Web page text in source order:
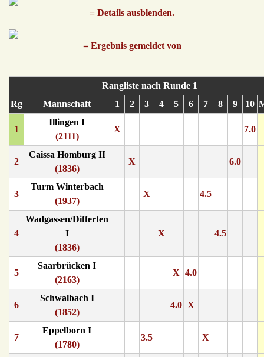
= Details ausblenden.
= Ergebnis gemeldet von
Rangliste nach Runde 1
Rg
Mannschaft 1 2 3 4 5 6 7 8 9 10
1
Illingen I
(2111)
X 7.0
2
Caissa Homburg II
(1836)
X 6.0
3
Turm Winterbach
(1937)
X 4.5
4
Wadgassen/Differten
I
(1836)
X 4.5
5
Saarbrücken I
(2163)
X 4.0
6
Schwalbach I
(1852)
4.0 X
7
Eppelborn I
(1780)
3.5 X